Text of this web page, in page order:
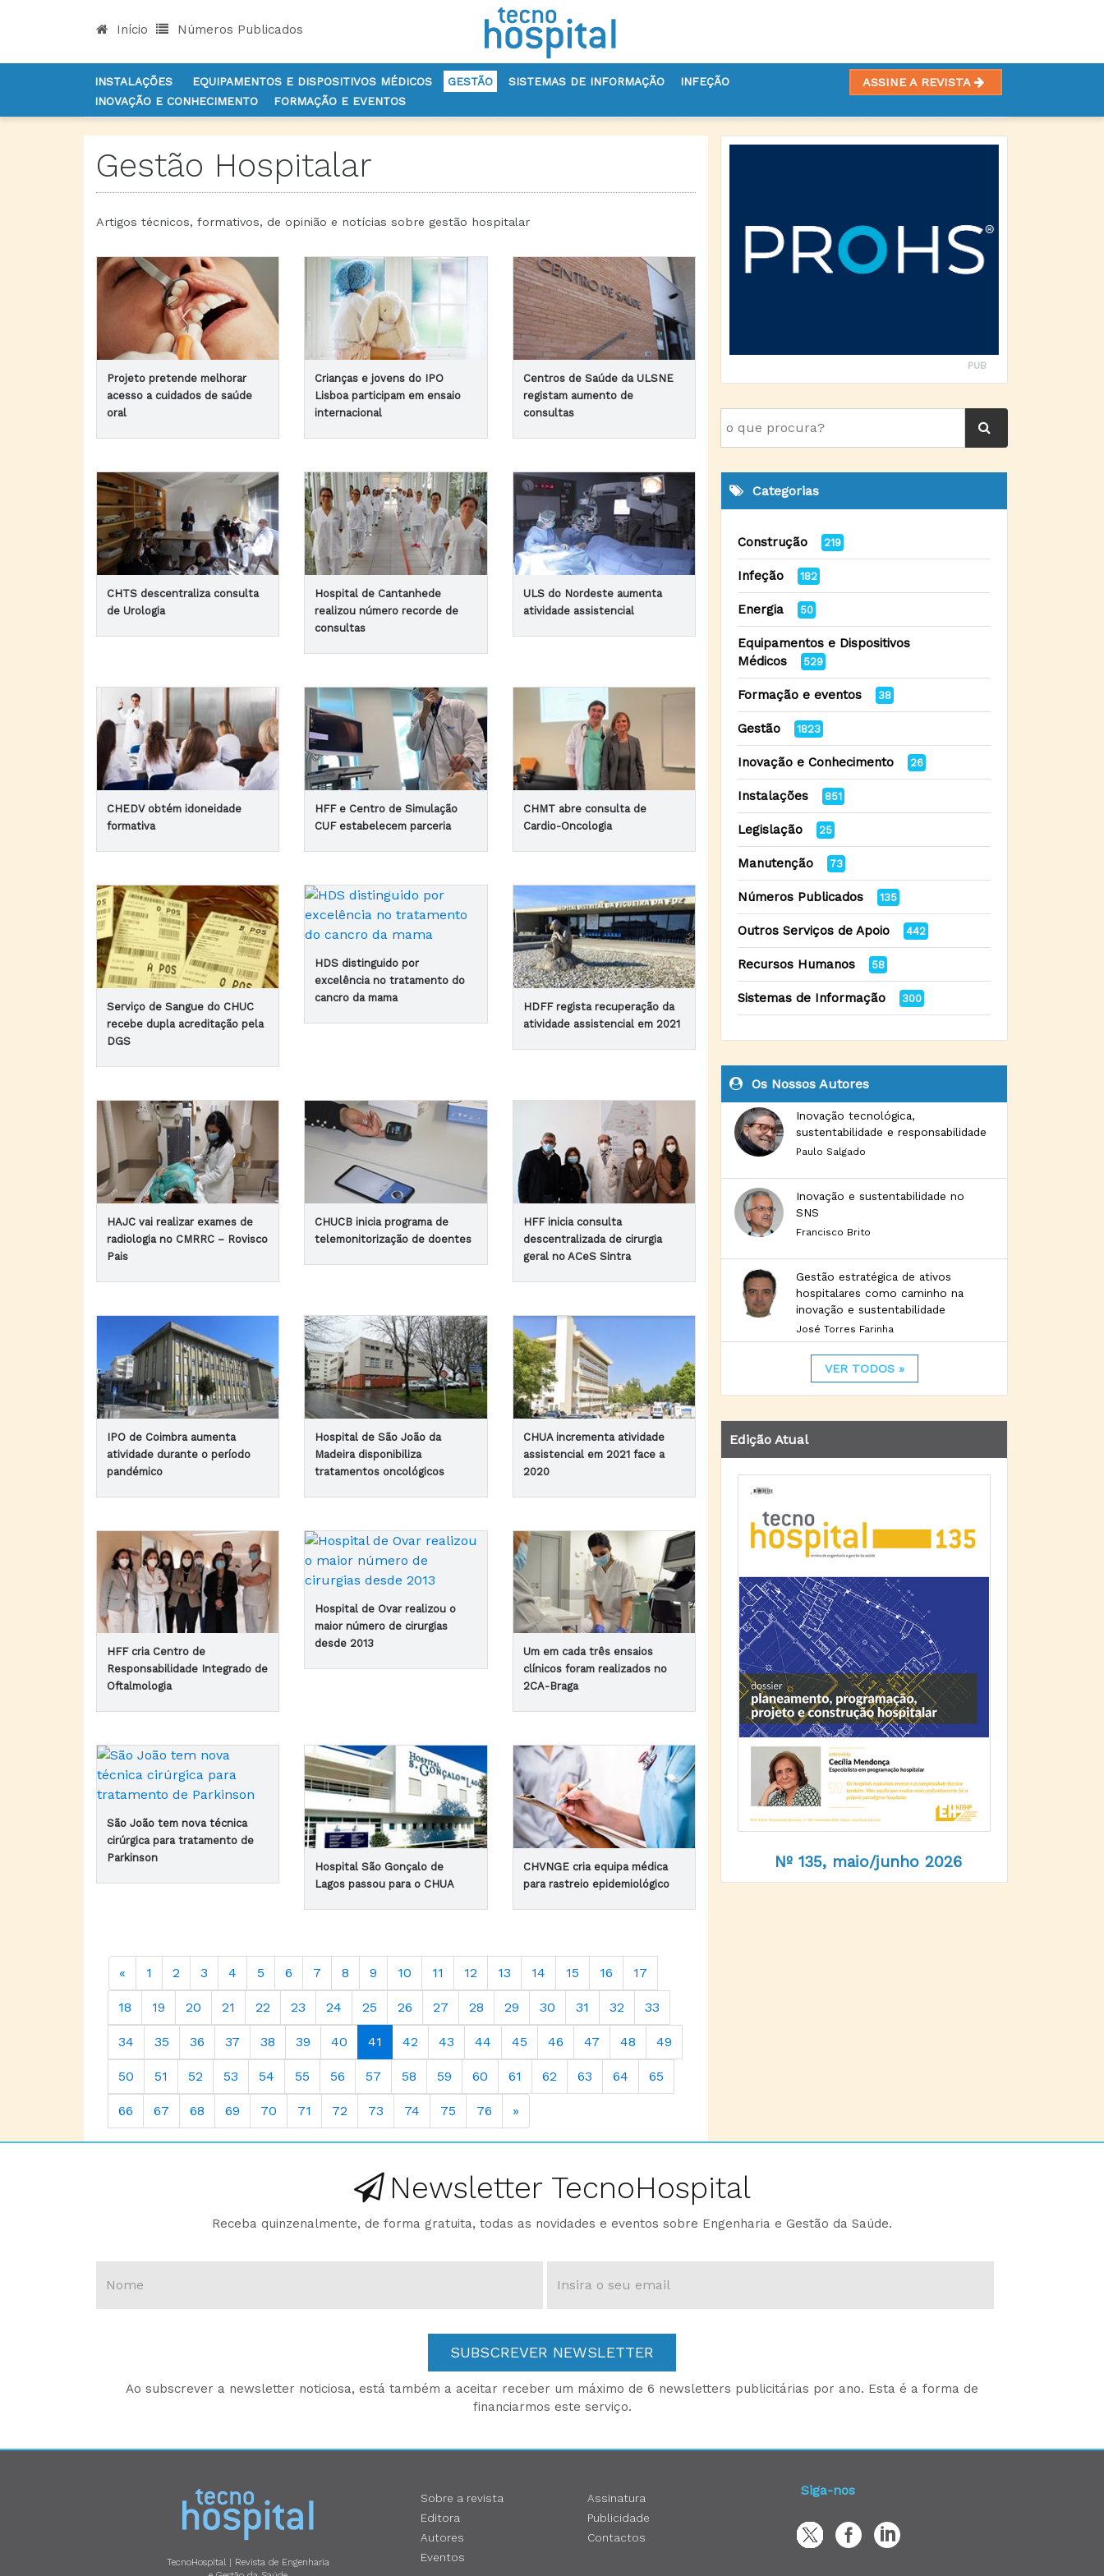
Início Números Publicados
INSTALAÇÕES EQUIPAMENTOS E DISPOSITIVOS MÉDICOS GESTÃO SISTEMAS DE INFORMAÇÃO
INFEÇÃO
INOVAÇÃO E CONHECIMENTO
FORMAÇÃO E EVENTOS
ASSINE A REVISTA
INÍCIO NOTÍCIAS GESTÃO
Gestão Hospitalar
Artigos técnicos, formativos, de opinião e notícias sobre gestão hospitalar
Projeto pretende melhorar
acesso a cuidados de saúde
oral
Crianças e jovens do IPO
Lisboa participam em ensaio
internacional
Centros de Saúde da ULSNE
registam aumento de
consultas
CHTS descentraliza consulta
de Urologia
Hospital de Cantanhede
realizou número recorde de
consultas
ULS do Nordeste aumenta
atividade assistencial
CHEDV obtém idoneidade
formativa
HFF e Centro de Simulação
CUF estabelecem parceria
CHMT abre consulta de
Cardio-Oncologia
Serviço de Sangue do CHUC
recebe dupla acreditação pela
DGS
HDS distinguido por
excelência no tratamento do
cancro da mama
HDFF regista recuperação da
atividade assistencial em 2021
HAJC vai realizar exames de
radiologia no CMRRC – Rovisco
Pais
CHUCB inicia programa de
telemonitorização de doentes
HFF inicia consulta
descentralizada de cirurgia
geral no ACeS Sintra
IPO de Coimbra aumenta
atividade durante o período
pandémico
Hospital de São João da
Madeira disponibiliza
tratamentos oncológicos
CHUA incrementa atividade
assistencial em 2021 face a
2020
HFF cria Centro de
Responsabilidade Integrado de
Oftalmologia
Hospital de Ovar realizou o
maior número de cirurgias
desde 2013
Um em cada três ensaios
clínicos foram realizados no
2CA-Braga
São João tem nova técnica
cirúrgica para tratamento de
Parkinson
Hospital São Gonçalo de
Lagos passou para o CHUA
CHVNGE cria equipa médica
para rastreio epidemiológico
« 1 2 3 4 5 6 7 8 9 10 11 12 13 14 15 16 17
18 19 20 21 22 23 24 25 26 27 28 29 30 31 32 33
34 35 36 37 38 39 40 41 42 43 44 45 46 47 48 49
50 51 52 53 54 55 56 57 58 59 60 61 62 63 64 65
66 67 68 69 70 71 72 73 74 75 76 »
PUB
Categorias
Construção 219
Infeção 182
Energia 50
Equipamentos e Dispositivos
Médicos
529
Formação e eventos 38
Gestão 1823
Inovação e Conhecimento 26
Instalações 851
Legislação 25
Manutenção 73
Números Publicados 135
Outros Serviços de Apoio 442
Recursos Humanos 58
Sistemas de Informação 300
Os Nossos Autores
Inovação tecnológica,
sustentabilidade e responsabilidade
Paulo Salgado
Inovação e sustentabilidade no
SNS
Francisco Brito
Gestão estratégica de ativos
hospitalares como caminho na
inovação e sustentabilidade
José Torres Farinha
VER TODOS »
Edição Atual
Nº 135, maio/junho 2026
Newsletter TecnoHospital
Receba quinzenalmente, de forma gratuita, todas as novidades e eventos sobre Engenharia e Gestão da Saúde.
SUBSCREVER NEWSLETTER
Ao subscrever a newsletter noticiosa, está também a aceitar receber um máximo de 6 newsletters publicitárias por ano. Esta é a forma de
financiarmos este serviço.
TecnoHospital | Revista de Engenharia
Sobre a revista
Editora
Autores
Eventos
Assinatura
Publicidade
Contactos
Siga-nos